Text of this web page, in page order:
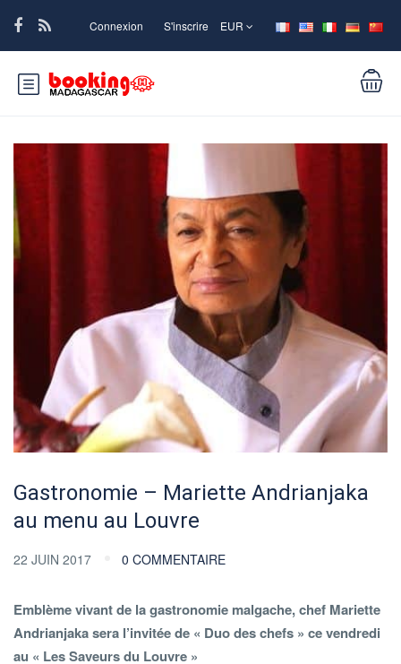
Connexion S'inscrire EUR
Gastronomie – Mariette Andrianjaka
au menu au Louvre
22 JUIN 2017 0 COMMENTAIRE
Emblème vivant de la gastronomie malgache, chef Mariette
Andrianjaka sera l’invitée de « Duo des chefs » ce vendredi
au « Les Saveurs du Louvre »